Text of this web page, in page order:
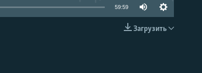
EMBED
59:59
Загрузить